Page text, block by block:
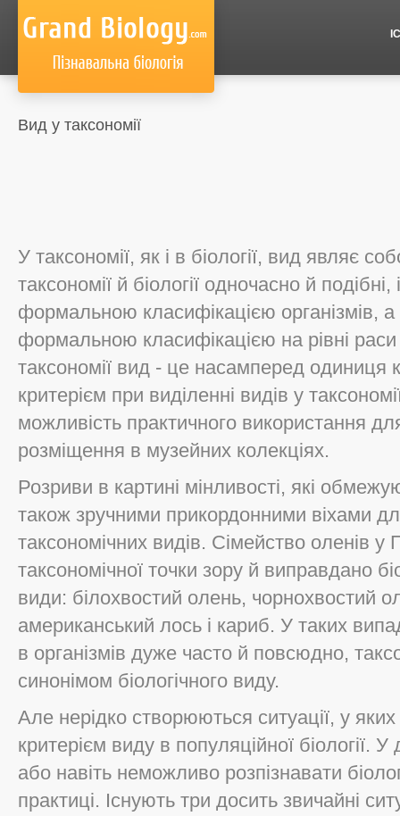
Вид у таксономії
У таксономії, як і в біології, вид являє
таксономії й біології одночасно й
формальною класифікацією організмів,
формальною класифікацією на рівні
таксономії вид - це насамперед одиниця
критерієм при виділенні видів у
можливість практичного використання
розміщення в музейних колекціях.
Розриви в картині мінливості, які
також зручними прикордонними віхами
таксономічних видів. Сімейство оленів у
таксономічної точки зору й виправдано
види: білохвостий олень, чорнохвостий
американський лось і кариб. У таких
в організмів дуже часто й повсюдно,
синонімом біологічного виду.
Але нерідко створюються ситуації, у яких
критерієм виду в популяційної біології.
або навіть неможливо розпізнавати
практиці. Існують три досить звичайні